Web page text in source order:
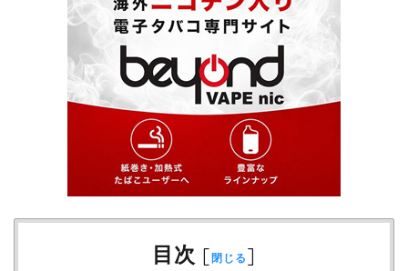
目次 [ 閉じる ]